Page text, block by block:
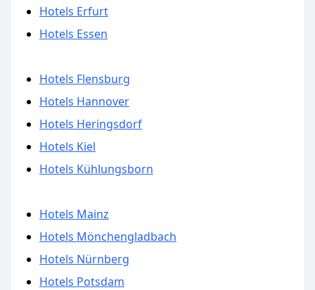
Hotels Erfurt
Hotels Essen
Hotels Flensburg
Hotels Hannover
Hotels Heringsdorf
Hotels Kiel
Hotels Kühlungsborn
Hotels Mainz
Hotels Mönchengladbach
Hotels Nürnberg
Hotels Potsdam